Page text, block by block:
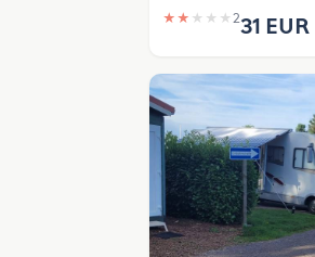
★ ★ ★ ★ ★ 231 EUR